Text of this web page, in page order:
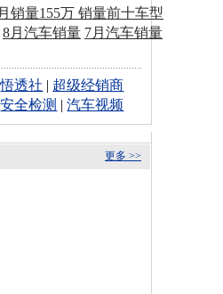
销量155万 销量前十车型
8月汽车销量 7月汽车销量
悟透社 | 超级经销商
安全检测 |汽车视频
更多 >>